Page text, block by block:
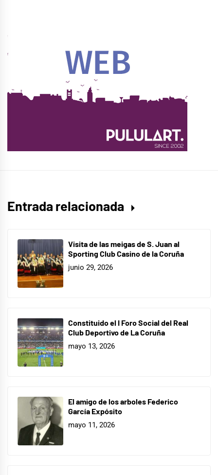
Entrada relacionada
Visita de las meigas de S. Juan al
Sporting Club Casino de la Coruña
junio 29, 2026
Constituido el I Foro Social del Real
Club Deportivo de La Coruña
mayo 13, 2026
El amigo de los arboles Federico
García Expósito
mayo 11, 2026